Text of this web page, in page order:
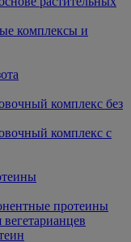
комплексы и
комплекс без
комплекс с
протеины